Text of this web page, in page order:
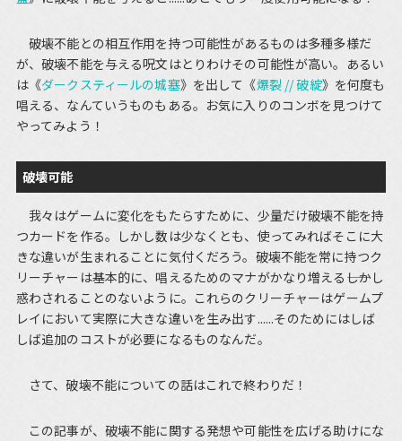
破壊不能との相互作用を持つ可能性があるものは多種多様だ
が、破壊不能を与える呪文はとりわけその可能性が高い。あるい
は《ダークスティールの城塞》を出して《爆裂 // 破綻》を何度も
唱える、なんていうものもある。お気に入りのコンボを見つけて
やってみよう！
破壊可能
我々はゲームに変化をもたらすために、少量だけ破壊不能を持
つカードを作る。しかし数は少なくとも、使ってみればそこに大
きな違いが生まれることに気付くだろう。破壊不能を常に持つク
リーチャーは基本的に、唱えるためのマナがかなり増える――しかし
惑わされることのないように。これらのクリーチャーはゲームプ
レイにおいて実際に大きな違いを生み出す......そのためにはしば
しば追加のコストが必要になるものなんだ。
さて、破壊不能についての話はこれで終わりだ！
この記事が、破壊不能に関する発想や可能性を広げる助けにな